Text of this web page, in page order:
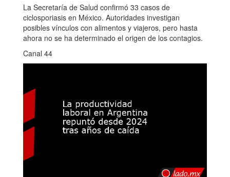
La Secretaría de Salud confirmó 33 casos de
ciclosporiasis en México. Autoridades investigan
posibles vínculos con alimentos y viajeros, pero hasta
ahora no se ha determinado el origen de los contagios.
Canal 44